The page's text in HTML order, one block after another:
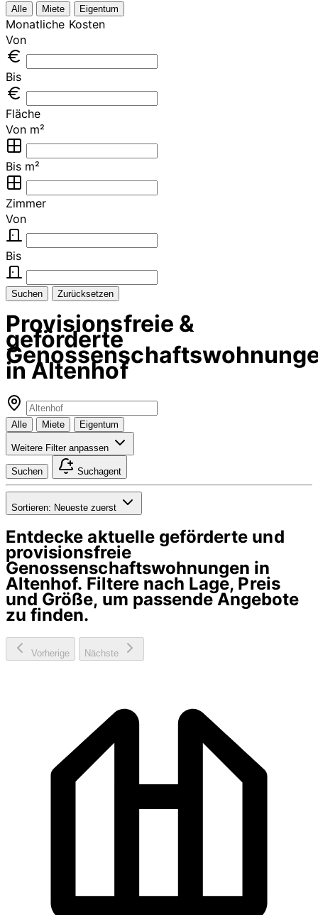
Alle Miete Eigentum
Monatliche Kosten
Von
Bis
Fläche
Von m²
Bis m²
Zimmer
Von
Bis
Suchen Zurücksetzen
Provisionsfreie &
geförderte
in Altenhof
Alle Miete Eigentum
Weitere Filter anpassen
Suchen Suchagent
Sortieren: Neueste zuerst
Entdecke aktuelle geförderte und
provisionsfreie
Genossenschaftswohnungen in
Altenhof. Filtere nach Lage, Preis
und Größe, um passende Angebote
zu finden.
Vorherige Nächste